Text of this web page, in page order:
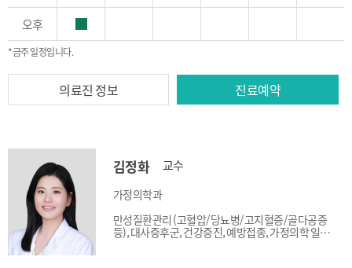
오후
*금주 일정입니다.
의료진 정보 진료예약
김정화 교수
가정의학과
만성질환관리 (고혈압/당뇨병/고지혈증/골다공증
등), 대사증후군, 건강증진, 예방접종, 가정의학 일반